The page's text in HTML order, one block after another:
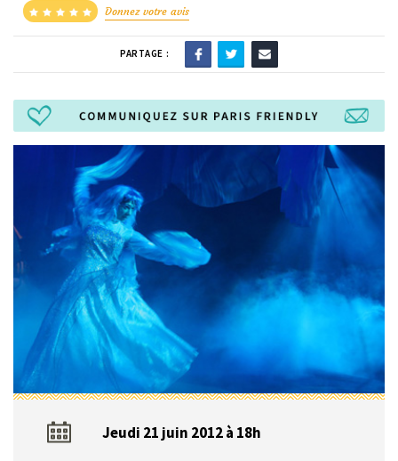
Donnez votre avis
PARTAGE :
Jeudi 21 juin 2012 à 18h